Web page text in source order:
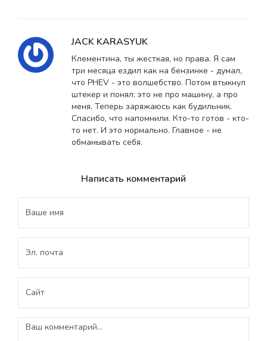
JACK KARASYUK
Клементина, ты жесткая, но права. Я сам
три месяца ездил как на бензинке - думал,
что PHEV - это волшебство. Потом втыкнул
штекер и понял: это не про машину, а про
меня. Теперь заряжаюсь как будильник.
Спасибо, что напомнили. Кто-то готов - кто-
то нет. И это нормально. Главное - не
обманывать себя.
Написать комментарий